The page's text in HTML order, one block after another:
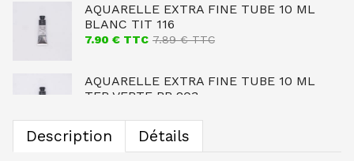
AQUARELLE EXTRA FINE TUBE 10 ML
BLANC TIT 116
7.90 € TTC 7.89€ TTC
AQUARELLE EXTRA FINE TUBE 10 ML
TER VERTE BR 203
AQUARELLE EXTRA FINE TUBE 10 ML
Description Détails